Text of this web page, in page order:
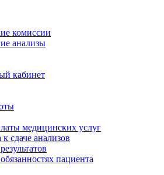
комиссии
анализы
кабинет
медицинских услуг
сдаче анализов
пациента